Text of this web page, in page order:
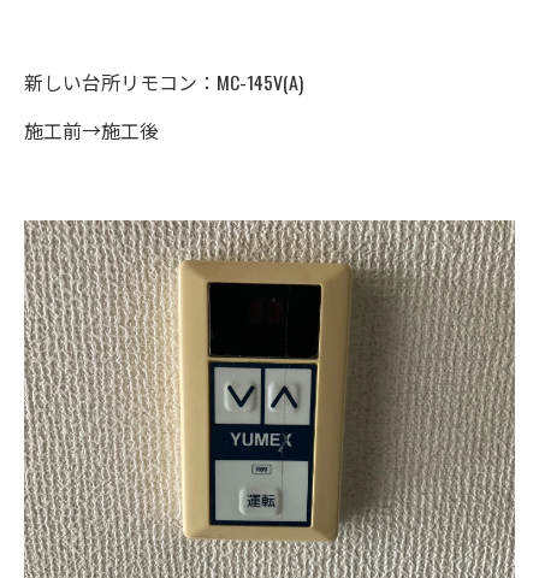
新しい台所リモコン：MC-145V(A)
施工前→施工後